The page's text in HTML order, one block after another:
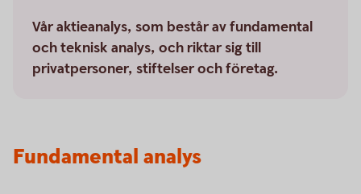
Vår aktieanalys, som består av fundamental
och teknisk analys, och riktar sig till
privatpersoner, stiftelser och företag.
Fundamental analys